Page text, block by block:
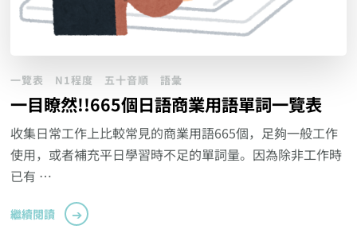
一覽表 N1程度 五十音順 語彙
一目瞭然!!665個日語商業用語單詞一覽表
收集日常工作上比較常見的商業用語665個，足夠一般工作
使用，或者補充平日學習時不足的單詞量。因為除非工作時
已有 …
繼續閱讀